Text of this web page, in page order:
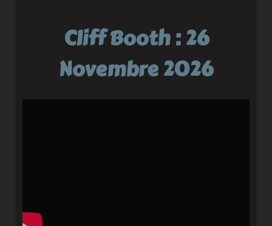
Cliff Booth : 26
Novembre 2026